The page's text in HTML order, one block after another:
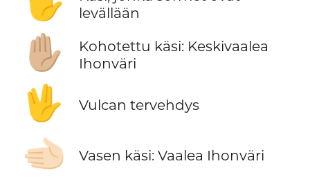
levällään
✋🏼
Kohotettu käsi: Keskivaalea
Ihonväri
🖖 Vulcan tervehdys
🫲🏻 Vasen käsi: Vaalea Ihonväri